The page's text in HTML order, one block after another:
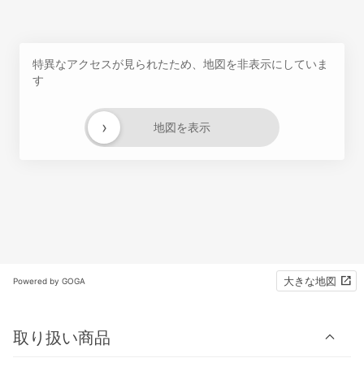
特異なアクセスが見られたため、地図を非表示にしていま
す
地図を表示
›
Powered by GOGA 大きな地図
取り扱い商品